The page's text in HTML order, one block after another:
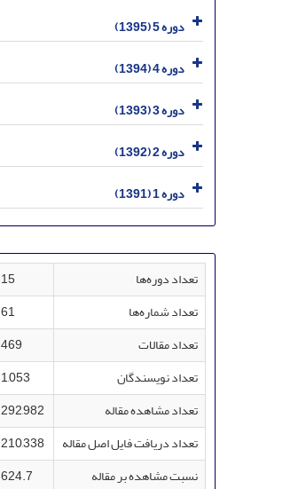
دوره 5 (1395)
دوره 4 (1394)
دوره 3 (1393)
دوره 2 (1392)
دوره 1 (1391)
تعداد دوره‌ها
15
تعداد شماره‌ها
61
تعداد مقالات
469
تعداد نویسندگان
1,053
تعداد مشاهده مقاله
292,982
تعداد دریافت فایل اصل مقاله
210,338
نسبت مشاهده بر مقاله
624.7